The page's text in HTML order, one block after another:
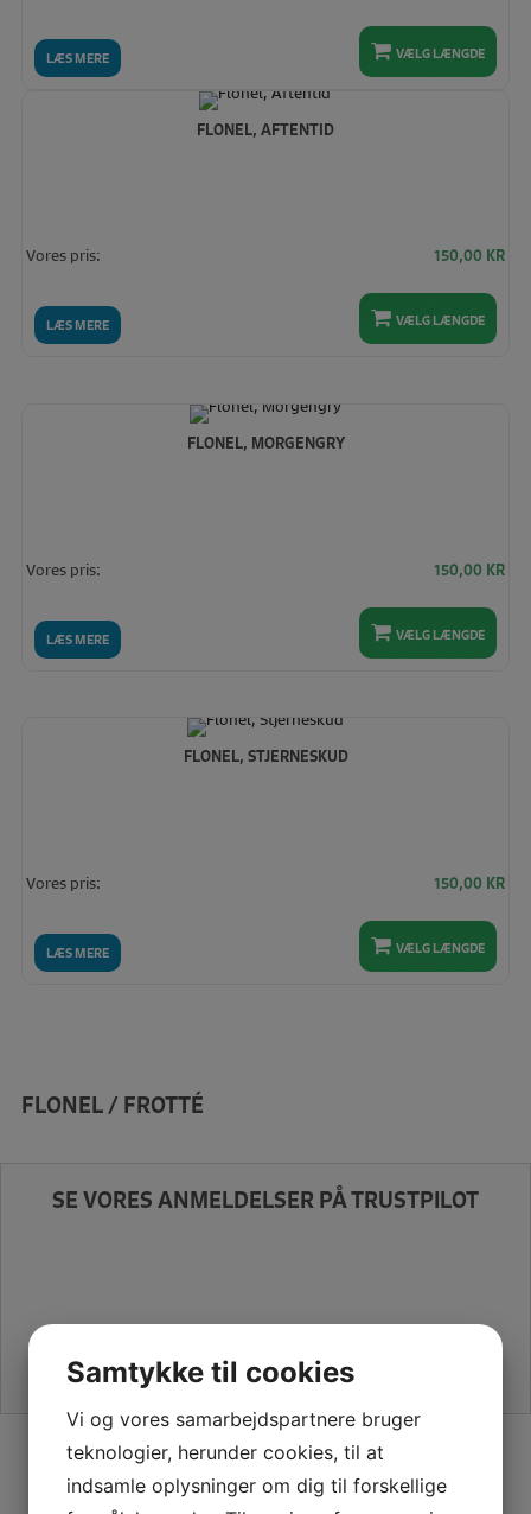
LÆS MERE VÆLG LÆNGDE
FLONEL, AFTENTID
LÆS MERE
Vores pris: 150,00 KR
VÆLG LÆNGDE
FLONEL, MORGENGRY
LÆS MERE
Vores pris: 150,00 KR
VÆLG LÆNGDE
FLONEL, STJERNESKUD
LÆS MERE
Vores pris: 150,00 KR
VÆLG LÆNGDE
FLONEL / FROTTÉ
SE VORES ANMELDELSER PÅ TRUSTPILOT
SIKKER HANDEL PÅ SYMASKINETORVET.DK
Samtykke til cookies
Vi og vores samarbejdspartnere bruger
teknologier, herunder cookies, til at
indsamle oplysninger om dig til forskellige